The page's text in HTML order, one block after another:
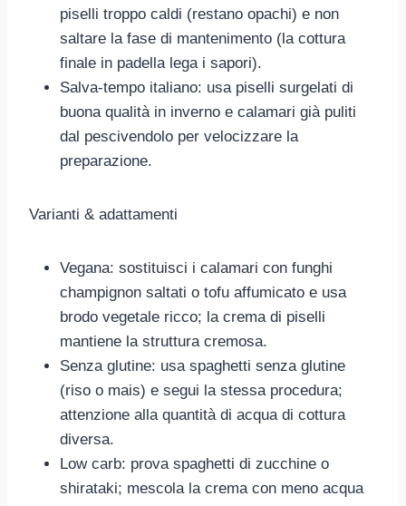
piselli troppo caldi (restano opachi) e non
saltare la fase di mantenimento (la cottura
finale in padella lega i sapori).
Salva-tempo italiano: usa piselli surgelati di
buona qualità in inverno e calamari già puliti
dal pescivendolo per velocizzare la
preparazione.
Varianti & adattamenti
Vegana: sostituisci i calamari con funghi
champignon saltati o tofu affumicato e usa
brodo vegetale ricco; la crema di piselli
mantiene la struttura cremosa.
Senza glutine: usa spaghetti senza glutine
(riso o mais) e segui la stessa procedura;
attenzione alla quantità di acqua di cottura
diversa.
Low carb: prova spaghetti di zucchine o
shirataki; mescola la crema con meno acqua